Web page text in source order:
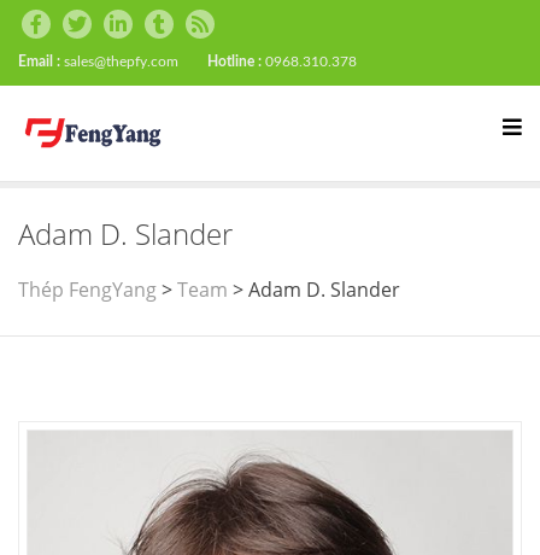
Email : sales@thepfy.com Hotline : 0968.310.378
Adam D. Slander
Thép FengYang>Team >Adam D. Slander